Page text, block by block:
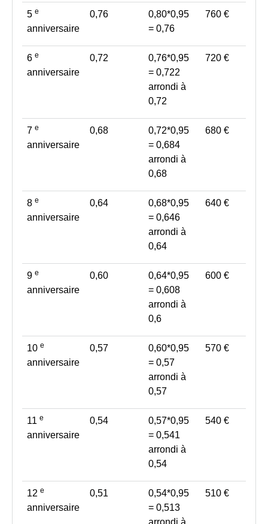
5 e
anniversaire
0,76
0,80*0,95
= 0,76
760 €
6 e
anniversaire
0,72
0,76*0,95
= 0,722
arrondi à
0,72
720 €
7 e
anniversaire
0,68
0,72*0,95
= 0,684
arrondi à
0,68
680 €
8 e
anniversaire
0,64
0,68*0,95
= 0,646
arrondi à
0,64
640 €
9 e
anniversaire
0,60
0,64*0,95
= 0,608
arrondi à
0,6
600 €
10 e
anniversaire
0,57
0,60*0,95
= 0,57
arrondi à
0,57
570 €
11 e
anniversaire
0,54
0,57*0,95
= 0,541
arrondi à
0,54
540 €
12 e
anniversaire
0,51
0,54*0,95
= 0,513
510 €